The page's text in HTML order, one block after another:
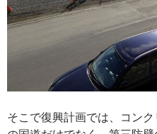
そこで復興計画では、コン